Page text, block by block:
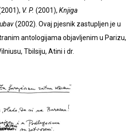
V. P. (2001), Knjiga
(2002). Ovaj pjesnik zastupljen je u
antologijama objavljenim u Parizu,
Tbilsiju, Atini i dr.